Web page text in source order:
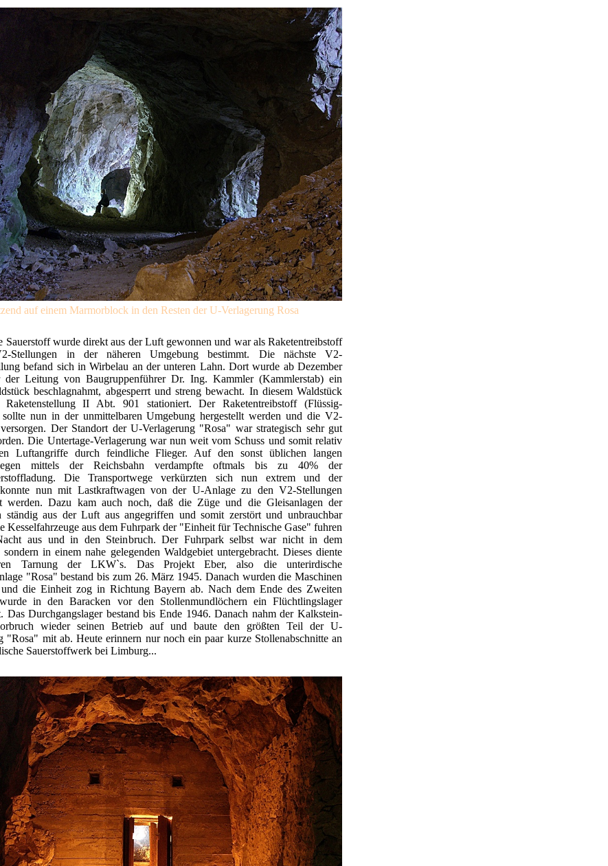
auf einem Marmorblock in den Resten der U-Verlagerung Rosa
Sauerstoff wurde direkt aus der Luft gewonnen und war als Raketentreibstoff
Stellungen in der näheren Umgebung bestimmt. Die nächste V2-
befand sich in Wirbelau an der unteren Lahn. Dort wurde ab Dezember
der Leitung von Baugruppenführer Dr. Ing. Kammler (Kammlerstab) ein
beschlagnahmt, abgesperrt und streng bewacht. In diesem Waldstück
II Abt. 901 stationiert. Der Raketentreibstoff (Flüssig-
sollte nun in der unmittelbaren Umgebung hergestellt werden und die V2-
Der Standort der U-Verlagerung "Rosa" war strategisch sehr gut
Die Untertage-Verlagerung war nun weit vom Schuss und somit relativ
Luftangriffe durch feindliche Flieger. Auf den sonst üblichen langen
mittels der Reichsbahn verdampfte oftmals bis zu 40% der
Die Transportwege verkürzten sich nun extrem und der
konnte nun mit Lastkraftwagen von der U-Anlage zu den V2-Stellungen
werden. Dazu kam auch noch, daß die Züge und die Gleisanlagen der
ständig aus der Luft aus angegriffen und somit zerstört und unbrauchbar
Kesselfahrzeuge aus dem Fuhrpark der "Einheit für Technische Gase" fuhren
aus und in den Steinbruch. Der Fuhrpark selbst war nicht in dem
sondern in einem nahe gelegenden Waldgebiet untergebracht. Dieses diente
Tarnung der LKW`s. Das Projekt Eber, also die unterirdische
"Rosa" bestand bis zum 26. März 1945. Danach wurden die Maschinen
und die Einheit zog in Richtung Bayern ab. Nach dem Ende des Zweiten
in den Baracken vor den Stollenmundlöchern ein Flüchtlingslager
Das Durchgangslager bestand bis Ende 1946. Danach nahm der Kalkstein-
wieder seinen Betrieb auf und baute den größten Teil der U-
"Rosa" mit ab. Heute erinnern nur noch ein paar kurze Stollenabschnitte an
Sauerstoffwerk bei Limburg...